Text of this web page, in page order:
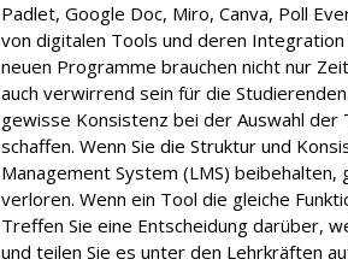
Padlet, Google Doc, Miro, Canva, Poll
von digitalen Tools und deren
neuen Programme brauchen nicht nur
auch verwirrend sein für die
gewisse Konsistenz bei der Auswahl der
schaffen. Wenn Sie die Struktur und
Management System (LMS)
verloren. Wenn ein Tool die gleiche
Treffen Sie eine Entscheidung darüber,
und teilen Sie es unter den Lehrkräften